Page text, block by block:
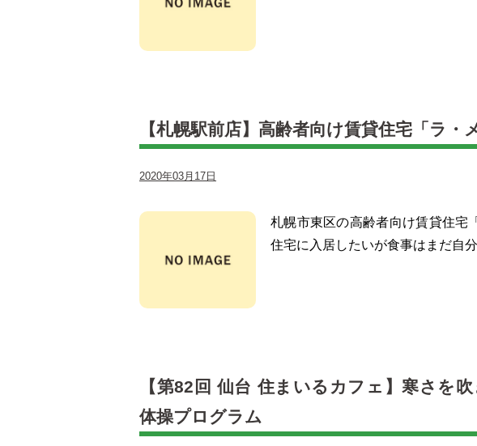
【札幌駅前店】高齢者向け賃貸住宅「ラ・
2020年03月17日
札幌市東区の高齢者向け賃貸住宅
住宅に入居したいが食事はまだ自
【第82回 仙台 住まいるカフェ】寒さを
体操プログラム